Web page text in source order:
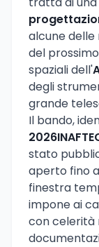
alcune delle
del
spaziali dell'
degli
grande
Il bando,
stato
aperto fino
finestra
impone ai
con celerità